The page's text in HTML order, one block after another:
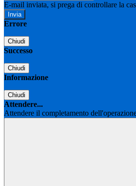
E-mail inviata, si prega di controllare la
Errore
Chiudi
Successo
Chiudi
Informazione
Chiudi
Attendere...
Attendere il completamento